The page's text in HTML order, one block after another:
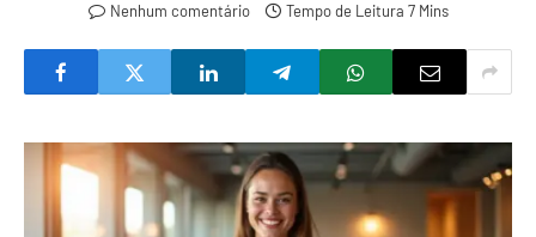
Nenhum comentário
Tempo de Leitura 7 Mins